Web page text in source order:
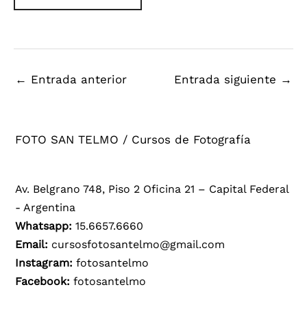
← Entrada anterior Entrada siguiente →
FOTO SAN TELMO / Cursos de Fotografía
Av. Belgrano 748, Piso 2 Oficina 21 – Capital Federal
- Argentina
Whatsapp:15.6657.6660
Email: cursosfotosantelmo@gmail.com
Instagram: fotosantelmo
Facebook: fotosantelmo